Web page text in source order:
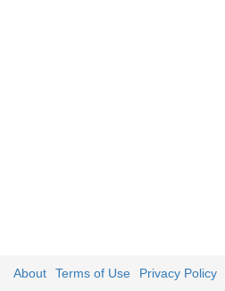
About Terms of Use Privacy Policy